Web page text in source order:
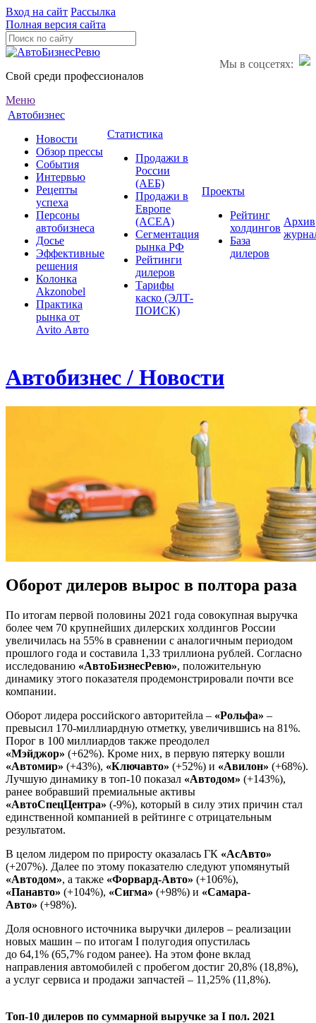
Вход на сайт Рассылка
Полная версия сайта
Мы в соцсетях:
Свой среди профессионалов
Меню
Автобизнес
Новости
Обзор прессы
События
Интервью
Рецепты
успеха
Персоны
автобизнеса
Досье
Эффективные
решения
Колонка
Akzonobel
Практика
рынка от
Аvito Авто
Статистика
Продажи в
России
(АЕБ)
Продажи в
Европе
(ACEA)
Сегментация
рынка РФ
Рейтинги
дилеров
Тарифы
каско (ЭЛТ-
ПОИСК)
Проекты
Рейтинг
холдингов
База
дилеров
Архив
Автобизнес / Новости
Оборот дилеров вырос в полтора раза
По итогам первой половины 2021 года совокупная выручка
более чем 70 крупнейших дилерских холдингов России
увеличилась на 55% в сравнении с аналогичным периодом
прошлого года и составила 1,33 триллиона рублей. Согласно
исследованию «АвтоБизнесРевю», положительную
динамику этого показателя продемонстрировали почти все
компании.
Оборот лидера российского авторитейла – «Рольфа» –
превысил 170-миллиардную отметку, увеличившись на 81%.
Порог в 100 миллиардов также преодолел
«Мэйджор» (+62%). Кроме них, в первую пятерку вошли
«Автомир» (+43%), «Ключавто» (+52%) и «Авилон» (+68%).
Лучшую динамику в топ-10 показал «Автодом» (+143%),
ранее вобравший премиальные активы
«АвтоСпецЦентра» (-9%), который в силу этих причин стал
единственной компанией в рейтинге с отрицательным
результатом.
В целом лидером по приросту оказалась ГК «АсАвто»
(+207%). Далее по этому показателю следуют упомянутый
«Автодом», а также «Форвард-Авто» (+106%),
«Панавто» (+104%), «Сигма» (+98%) и «Самара-
Авто» (+98%).
Доля основного источника выручки дилеров – реализации
новых машин – по итогам I полугодия опустилась
до 64,1% (65,7% годом ранее). На этом фоне вклад
направления автомобилей с пробегом достиг 20,8% (18,8%),
а услуг сервиса и продажи запчастей – 11,25% (11,8%).
Топ-10 дилеров по суммарной выручке за I пол. 2021